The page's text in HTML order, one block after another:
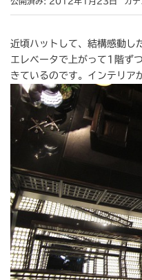
近頃ハットして、結構感動し
エレベータで上がって1階ず
きているのです。インテリア